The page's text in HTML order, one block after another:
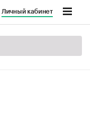
Личный кабинет